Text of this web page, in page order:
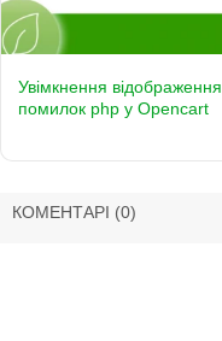
Увімкнення відображення
помилок php у Opencart
КОМЕНТАРІ (0)